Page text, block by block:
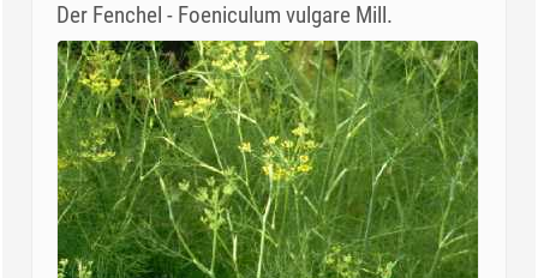
Der Fenchel - Foeniculum vulgare Mill.